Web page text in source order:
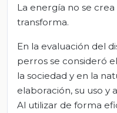
La energía no se crea
transforma.
En la evaluación del
perros se consideró
la sociedad y en la
elaboración, su uso y
Al utilizar de forma